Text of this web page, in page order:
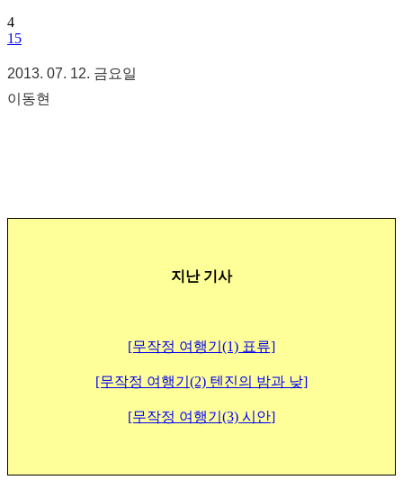
4
15
2013. 07. 12. 금요일
이동현
지난 기사
[무작정 여행기(1) 표류]
[무작정 여행기(2) 텐진의 밤과 낮]
[무작정 여행기(3) 시안]